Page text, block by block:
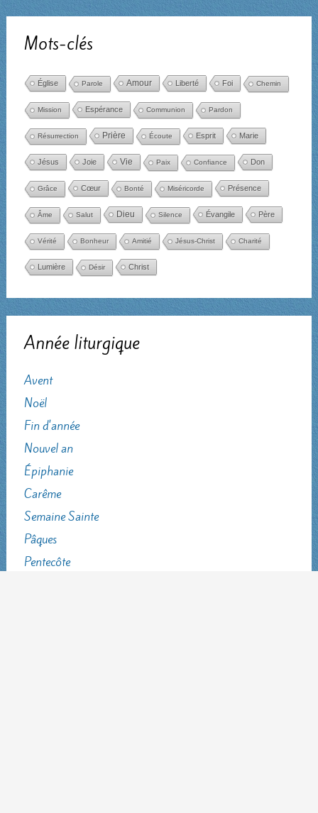
Mots-clés
Église Parole Amour Liberté Foi Chemin
Mission Espérance Communion Pardon
Résurrection Prière Écoute Esprit Marie
Jésus Joie Vie Paix Confiance Don
Grâce Cœur Bonté Miséricorde Présence
Âme Salut Dieu Silence Évangile Père
Vérité Bonheur Amitié Jésus-Christ Charité
Lumière Désir Christ
Année liturgique
Avent
Noël
Fin d'année
Nouvel an
Épiphanie
Carême
Semaine Sainte
Pâques
Pentecôte